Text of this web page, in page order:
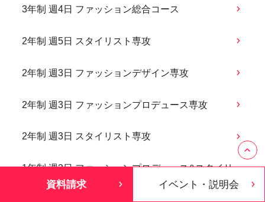
3年制 週4日 ファッション総合コース
2年制 週5日 スタイリスト専攻
2年制 週3日 ファッションデザイン専攻
2年制 週3日 ファッションプロデュース専攻
2年制 週3日 スタイリスト専攻
1年制 週3日 ファッションプロデュース&スタイリ
ストコース
資料請求 イベント・説明会